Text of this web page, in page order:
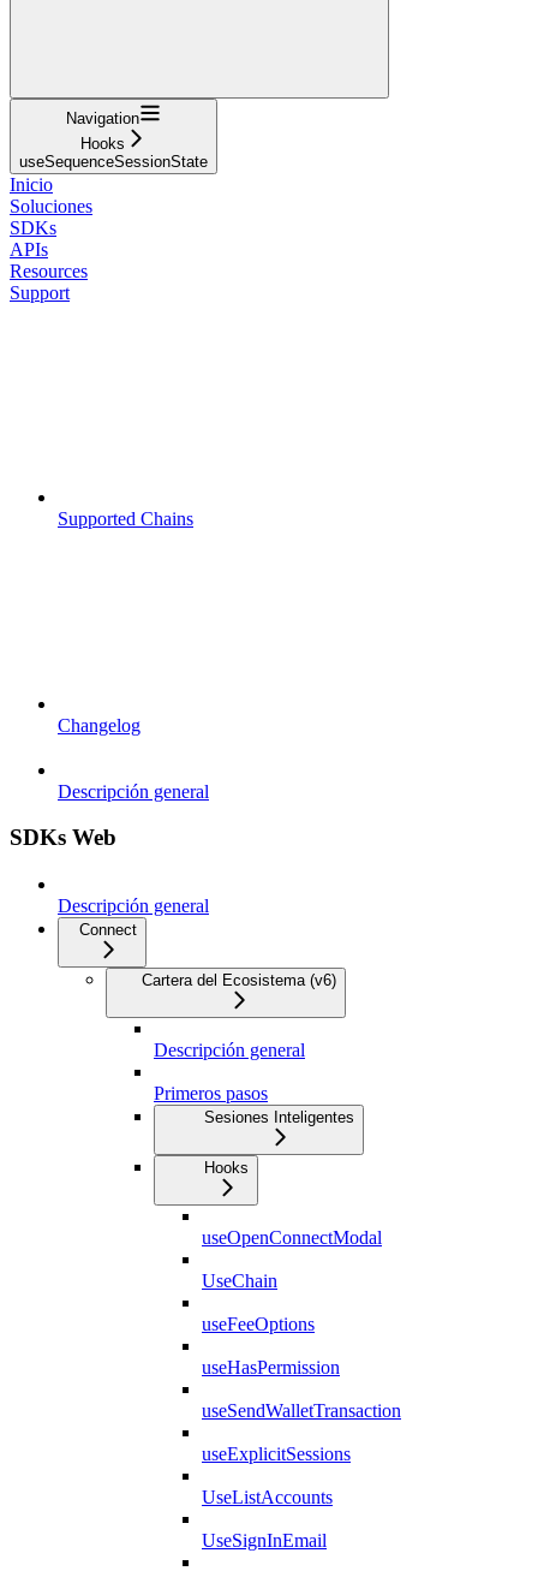
Navigation
Hooks
useSequenceSessionState
Inicio
Soluciones
SDKs
APIs
Resources
Support
Supported Chains
Changelog
Descripción general
SDKs Web
Descripción general
Connect
Cartera del Ecosistema (v6)
Descripción general
Primeros pasos
Sesiones Inteligentes
Hooks
useOpenConnectModal
UseChain
useFeeOptions
useHasPermission
useSendWalletTransaction
useExplicitSessions
UseListAccounts
UseSignInEmail